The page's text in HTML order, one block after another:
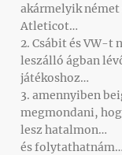
akármelyik német
Atleticot…
2. Csábit és VW-t
leszálló ágban
játékoshoz…
3. amennyiben
megmondani,
lesz hatalmon…
és folytathatnám…